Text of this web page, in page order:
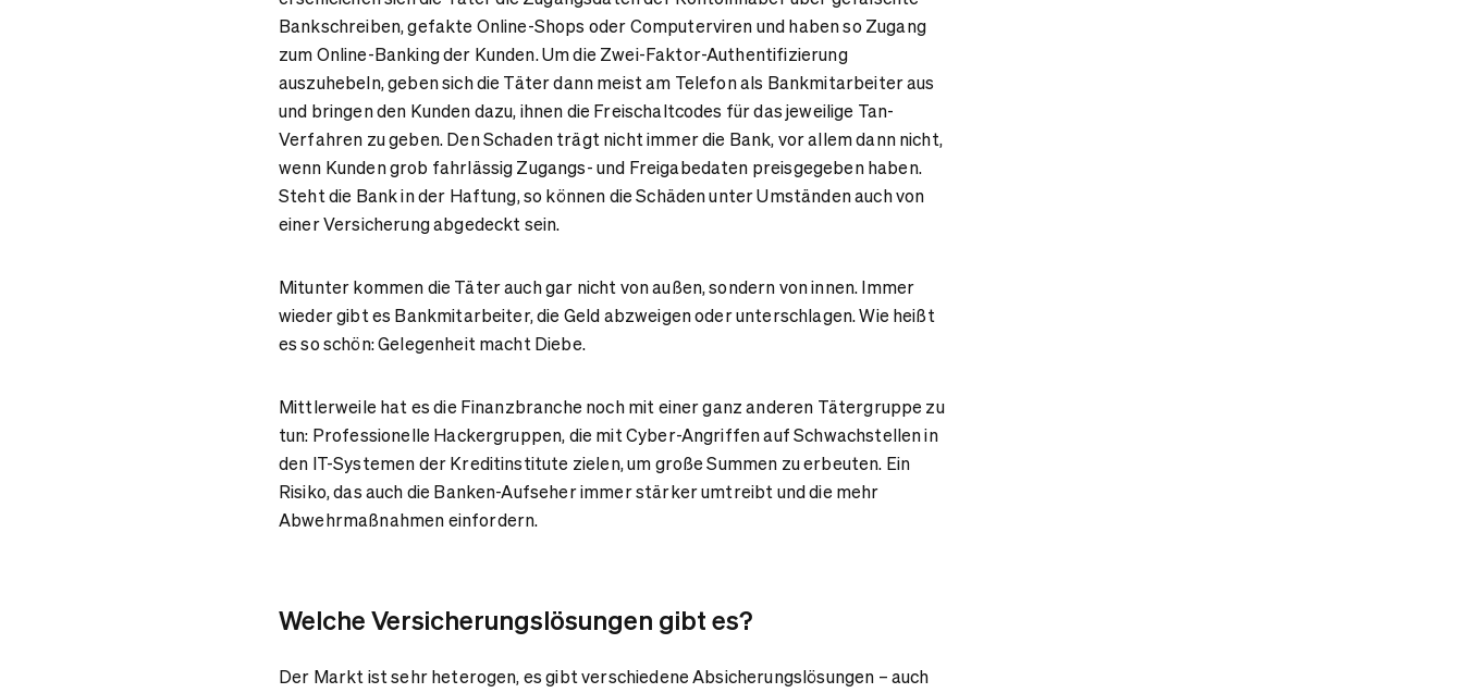
Bankschreiben, gefakte Online-Shops oder Computerviren und haben so Zugang
zum Online-Banking der Kunden. Um die Zwei-Faktor-Authentifizierung
auszuhebeln, geben sich die Täter dann meist am Telefon als Bankmitarbeiter aus
und bringen den Kunden dazu, ihnen die Freischaltcodes für das jeweilige Tan-
Verfahren zu geben. Den Schaden trägt nicht immer die Bank, vor allem dann nicht,
wenn Kunden grob fahrlässig Zugangs- und Freigabedaten preisgegeben haben.
Steht die Bank in der Haftung, so können die Schäden unter Umständen auch von
einer Versicherung abgedeckt sein.
Mitunter kommen die Täter auch gar nicht von außen, sondern von innen. Immer
wieder gibt es Bankmitarbeiter, die Geld abzweigen oder unterschlagen. Wie heißt
es so schön: Gelegenheit macht Diebe.
Mittlerweile hat es die Finanzbranche noch mit einer ganz anderen Tätergruppe zu
tun: Professionelle Hackergruppen, die mit Cyber-Angriffen auf Schwachstellen in
den IT-Systemen der Kreditinstitute zielen, um große Summen zu erbeuten. Ein
Risiko, das auch die Banken-Aufseher immer stärker umtreibt und die mehr
Abwehrmaßnahmen einfordern.
Welche Versicherungslösungen gibt es?
Der Markt ist sehr heterogen, es gibt verschiedene Absicherungslösungen – auch